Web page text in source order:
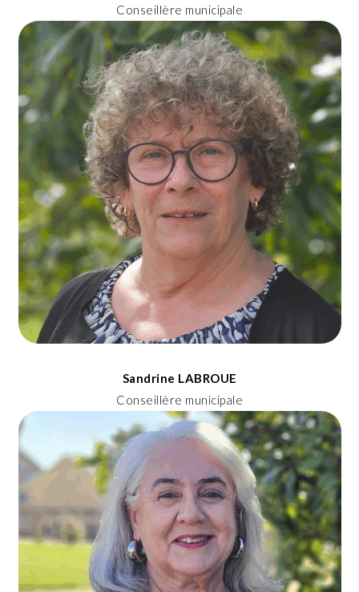
Conseillère municipale
Sandrine LABROUE
Conseillère municipale